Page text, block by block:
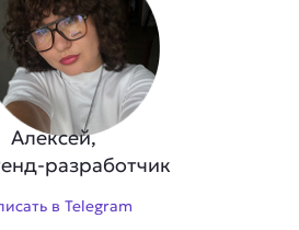
Алексей,
разработчик
в Telegram